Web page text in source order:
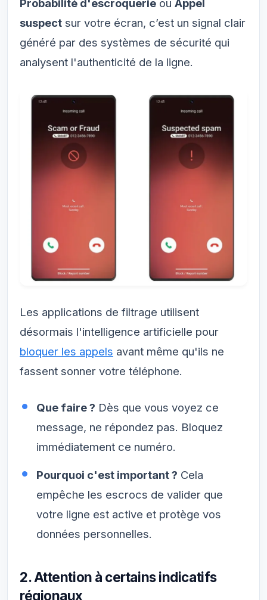
Probabilité d'escroquerie ou Appel
suspect sur votre écran, c’est un signal clair
généré par des systèmes de sécurité qui
analysent l'authenticité de la ligne.
Les applications de filtrage utilisent
désormais l'intelligence artificielle pour
bloquer les appels avant même qu'ils ne
fassent sonner votre téléphone.
Que faire ? Dès que vous voyez ce
message, ne répondez pas. Bloquez
immédiatement ce numéro.
Pourquoi c'est important ? Cela
empêche les escrocs de valider que
votre ligne est active et protège vos
données personnelles.
2. Attention à certains indicatifs
régionaux